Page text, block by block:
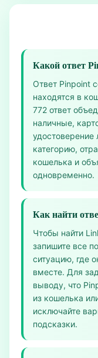
Какой ответ
Ответ Pinpoint
находятся в
772 ответ
наличные,
категорию,
кошелька и
одновременно.
Как найти
Чтобы найти
запишите все
ситуацию, где
вместе. Для
выводу, что
из кошелька
исключайте
подсказки.